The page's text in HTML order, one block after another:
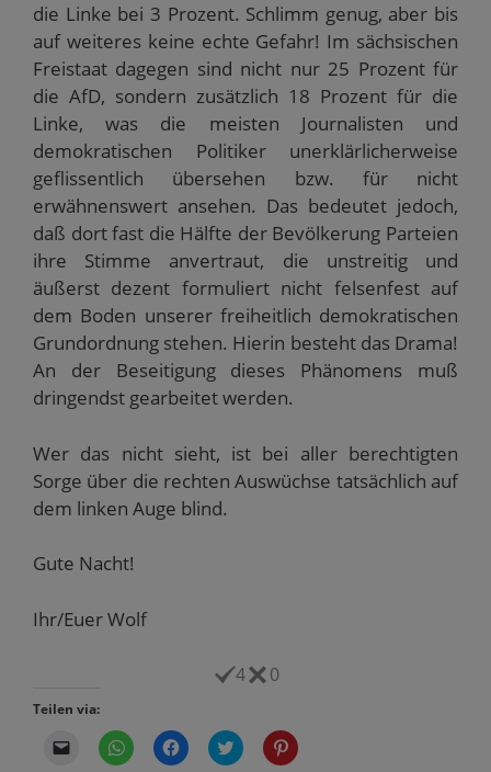
die Linke bei 3 Prozent. Schlimm genug, aber bis
auf weiteres keine echte Gefahr! Im sächsischen
Freistaat dagegen sind nicht nur 25 Prozent für
die AfD, sondern zusätzlich 18 Prozent für die
Linke, was die meisten Journalisten und
demokratischen Politiker unerklärlicherweise
geflissentlich übersehen bzw. für nicht
erwähnenswert ansehen. Das bedeutet jedoch,
daß dort fast die Hälfte der Bevölkerung Parteien
ihre Stimme anvertraut, die unstreitig und
äußerst dezent formuliert nicht felsenfest auf
dem Boden unserer freiheitlich demokratischen
Grundordnung stehen. Hierin besteht das Drama!
An der Beseitigung dieses Phänomens muß
dringendst gearbeitet werden.
Wer das nicht sieht, ist bei aller berechtigten
Sorge über die rechten Auswüchse tatsächlich auf
dem linken Auge blind.
Gute Nacht!
Ihr/Euer Wolf
4 0
Teilen via:
K
l
K
l
K
l
K
l